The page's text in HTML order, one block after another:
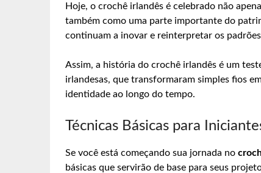
Hoje, o crochê irlandês é celebrado não
também como uma parte importante do
continuam a inovar e reinterpretar os
Assim, a história do crochê irlandês é um
irlandesas, que transformaram simples fios
identidade ao longo do tempo.
Técnicas Básicas para
Se você está começando sua jornada no
básicas que servirão de base para seus